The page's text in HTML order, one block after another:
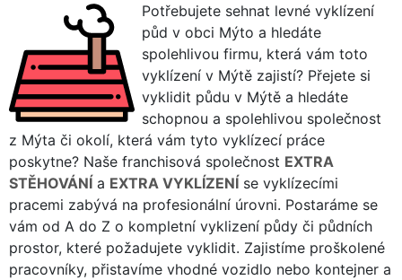
Potřebujete sehnat levné vyklízení
půd v obci Mýto a hledáte
spolehlivou firmu, která vám toto
vyklízení v Mýtě zajistí? Přejete si
vyklidit půdu v Mýtě a hledáte
schopnou a spolehlivou společnost
z Mýta či okolí, která vám tyto vyklízecí práce
poskytne? Naše franchisová společnost EXTRA
STĚHOVÁNÍ a EXTRA VYKLÍZENÍ se vyklízecími
pracemi zabývá na profesionální úrovni. Postaráme se
vám od A do Z o kompletní vyklizení půdy či půdních
prostor, které požadujete vyklidit. Zajistíme proškolené
pracovníky, přistavíme vhodné vozidlo nebo kontejner a